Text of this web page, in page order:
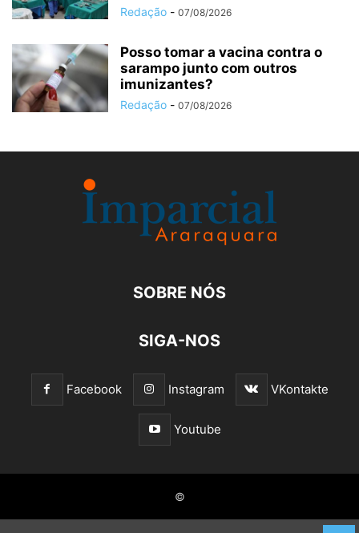
Redação - 07/08/2026
Posso tomar a vacina contra o
sarampo junto com outros
imunizantes?
Redação - 07/08/2026
SOBRE NÓS
SIGA-NOS
Facebook Instagram VKontakte
Youtube
©